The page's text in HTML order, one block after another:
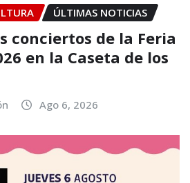
ÚLTIMAS NOTICIAS
conciertos de la Feria
en la Caseta de los
Ago 6, 2026